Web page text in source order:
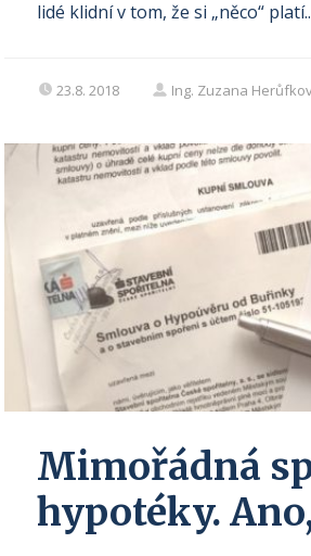
lidé klidní v tom, že si „něco“
23.8. 2018 Ing. Zuzana
Mimořádná
hypotéky.